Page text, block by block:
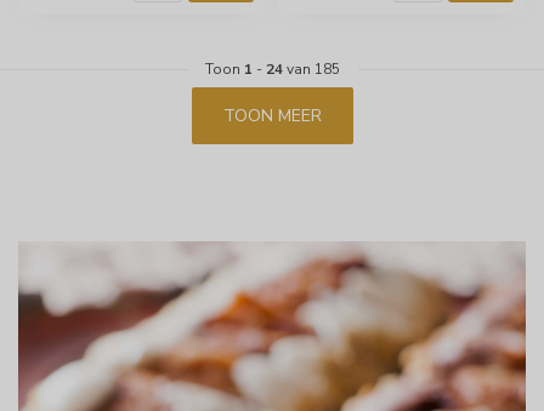
Toon 1 - 24van 185
TOON MEER